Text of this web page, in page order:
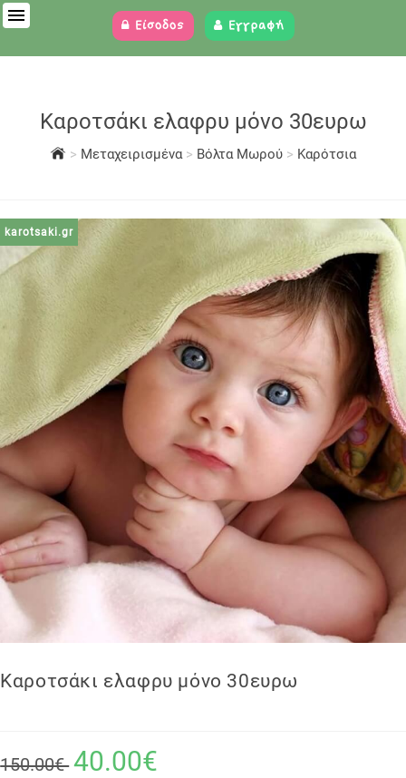
Είσοδος Εγγραφή
Καροτσάκι ελαφρυ μόνο 30ευρω
> Μεταχειρισμένα > Βόλτα Μωρού > Καρότσια
karotsaki.gr
Καροτσάκι ελαφρυ μόνο 30ευρω
150.00€ 40.00€